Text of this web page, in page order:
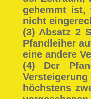
gehemmt ist,
nicht
(3) Absatz 2
Pfandleiher
eine andere
(4) Der
Versteigerung
höchstens